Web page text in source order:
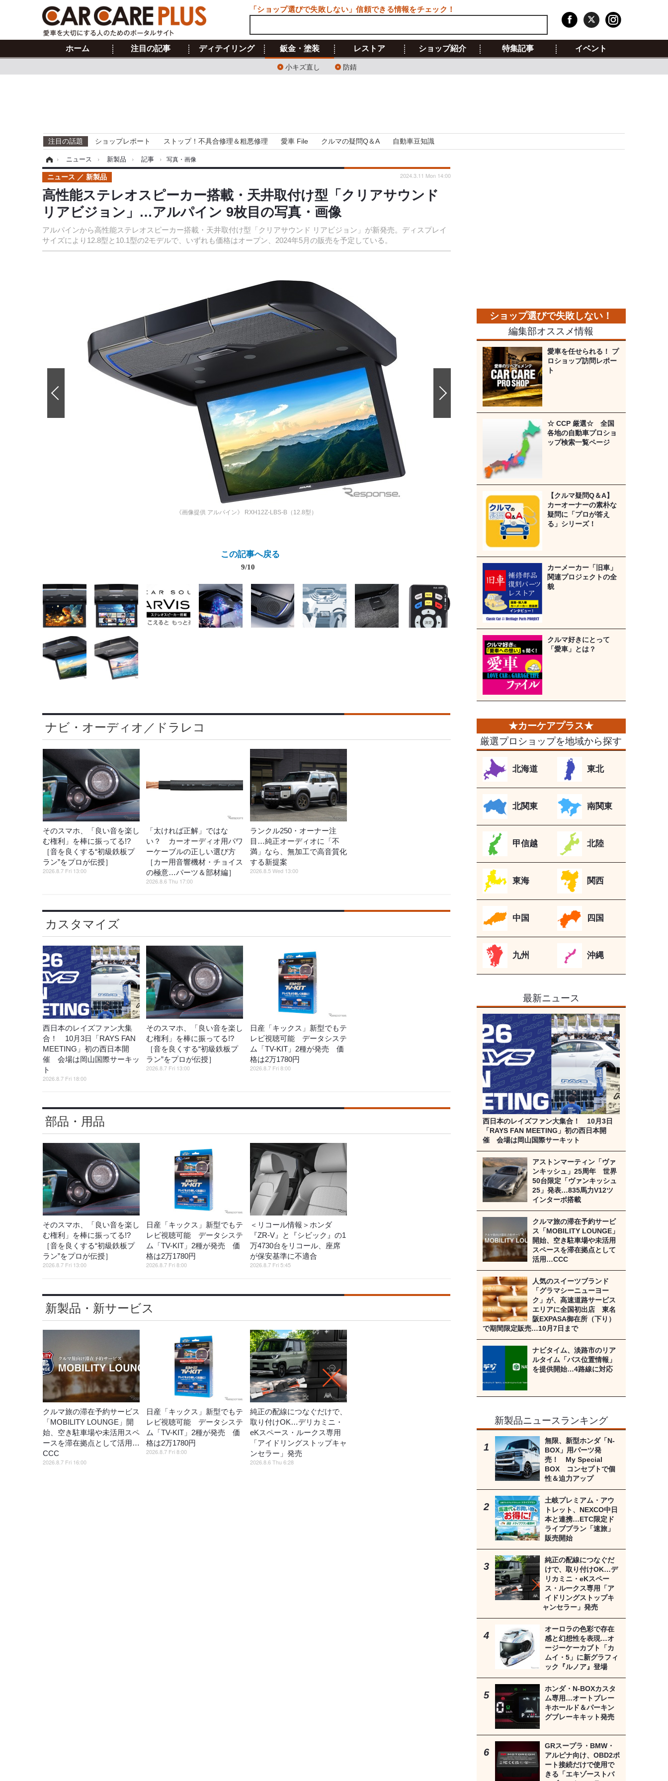
ホーム 注目の記事 ディテイリング 鈑金・塗装
小キズ直し 防錆
レストア ショップ紹介 特集記事 イベント
注目の話題 ショップレポート ストップ！不具合修理＆粗悪修理 愛車 File クルマの疑問Q＆A 自動車豆知識
› ニュース › 新製品 › 記事 › 写真・画像
高性能ステレオスピーカー搭載・天井取付け型「クリアサウンド
リアビジョン」…アルパイン 9枚目の写真・画像
アルパインから高性能ステレオスピーカー搭載・天井取付け型「クリアサウンド リアビジョン」が新発売。ディスプレイ
サイズにより12.8型と10.1型の2モデルで、いずれも価格はオープン、2024年5月の販売を予定している。
ニュース 新製品 2024.3.11 Mon 14:00
《画像提供 アルパイン》 RXH12Z-LBS-B（12.8型）
この記事へ戻る
9/10
ナビ・オーディオ／ドラレコ
そのスマホ、「良い音を楽し
む権利」を棒に振ってる!?
［音を良くする“初級鉄板プ
ラン”をプロが伝授］
2026.8.7 Fri 13:00
「太ければ正解」ではな
い？ カーオーディオ用パワ
ーケーブルの正しい選び方
［カー用音響機材・チョイス
の極意…パーツ＆部材編］
2026.8.6 Thu 17:00
ランクル250・オーナー注
目…純正オーディオに「不
満」なら、無加工で高音質化
する新提案
2026.8.5 Wed 13:00
カスタマイズ
西日本のレイズファン大集
合！ 10月3日「RAYS FAN
MEETING」初の西日本開
催 会場は岡山国際サーキッ
ト
2026.8.7 Fri 18:00
そのスマホ、「良い音を楽し
む権利」を棒に振ってる!?
［音を良くする“初級鉄板プ
ラン”をプロが伝授］
2026.8.7 Fri 13:00
日産「キックス」新型でもテ
レビ視聴可能 データシステ
ム「TV-KIT」2種が発売 価
格は2万1780円
2026.8.7 Fri 8:00
部品・用品
そのスマホ、「良い音を楽し
む権利」を棒に振ってる!?
［音を良くする“初級鉄板プ
ラン”をプロが伝授］
2026.8.7 Fri 13:00
日産「キックス」新型でもテ
レビ視聴可能 データシステ
ム「TV-KIT」2種が発売 価
格は2万1780円
2026.8.7 Fri 8:00
＜リコール情報＞ホンダ
『ZR-V』と『シビック』の1
万4730台をリコール、座席
が保安基準に不適合
2026.8.7 Fri 5:45
新製品・新サービス
クルマ旅の滞在予約サービス
「MOBILITY LOUNGE」開
始、空き駐車場や未活用スペ
ースを滞在拠点として活用…
CCC
2026.8.7 Fri 16:00
日産「キックス」新型でもテ
レビ視聴可能 データシステ
ム「TV-KIT」2種が発売 価
格は2万1780円
2026.8.7 Fri 8:00
純正の配線につなぐだけで、
取り付けOK…デリカミニ・
eKスペース・ルークス専用
「アイドリングストップキャ
ンセラー」発売
2026.8.6 Thu 6:28
編集部オススメ情報
愛車を任せられる！ プ
ロショップ訪問レポー
ト
☆ CCP 厳選☆ 全国
各地の自動車プロショ
ップ検索一覧ページ
【クルマ疑問Q＆A】
カーオーナーの素朴な
疑問に「プロが答え
る」シリーズ！
カーメーカー「旧車」
関連プロジェクトの全
貌
クルマ好きにとって
「愛車」とは？
厳選プロショップを地域から探す
北海道 東北
北関東 南関東
甲信越 北陸
東海 関西
中国 四国
九州 沖縄
最新ニュース
西日本のレイズファン大集合！ 10月3日
「RAYS FAN MEETING」初の西日本開
催 会場は岡山国際サーキット
アストンマーティン「ヴァ
ンキッシュ」25周年 世界
50台限定「ヴァンキッシュ
25」発表…835馬力V12ツ
インターボ搭載
クルマ旅の滞在予約サービ
ス「MOBILITY LOUNGE」
開始、空き駐車場や未活用
スペースを滞在拠点として
活用…CCC
人気のスイーツブランド
「グラマシーニューヨー
ク」が、高速道路サービス
エリアに全国初出店 東名
阪EXPASA御在所（下り）
で期間限定販売…10月7日まで
ナビタイム、淡路市のリア
ルタイム「バス位置情報」
を提供開始…4路線に対応
新製品ニュースランキング
無限、新型ホンダ「N-
BOX」用パーツ発
売！ My Special
BOX コンセプトで個
性＆迫力アップ
土岐プレミアム・アウ
トレット、NEXCO中日
本と連携…ETC限定ド
ライブプラン「速旅」
販売開始
純正の配線につなぐだ
けで、取り付けOK…デ
リカミニ・eKスペー
ス・ルークス専用「ア
イドリングストップキ
ャンセラー」発売
オーロラの色彩で存在
感と幻想性を表現…オ
ージーケーカブト「カ
ムイ・5」に新グラフィ
ック『ルノア』登場
ホンダ・N-BOXカスタ
ム専用…オートブレー
キホールド＆パーキン
グブレーキキット発売
GRスープラ・BMW・
アルピナ向け、OBD2ポ
ート接続だけで使用で
きる「エキゾーストバ
「ショップ選びで失敗しない」信頼できる情報をチェック！